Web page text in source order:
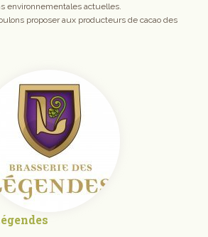
environnementales actuelles.
proposer aux producteurs de cacao des